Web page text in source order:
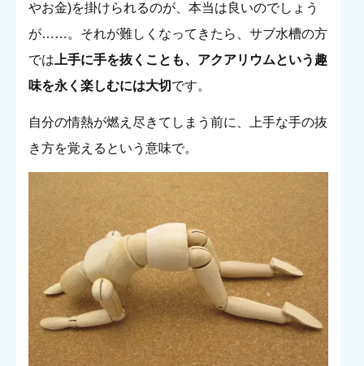
やお金)を掛けられるのが、本当は良いのでしょう
が……。それが難しくなってきたら、サブ水槽の方
では 上手に手を抜くことも、アクアリウムという趣
味を永く楽しむには大切です。
自分の情熱が燃え尽きてしまう前に、上手な手の抜
き方を覚えるという意味で。